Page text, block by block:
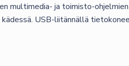
multimedia- ja toimisto-
USB-liitännällä